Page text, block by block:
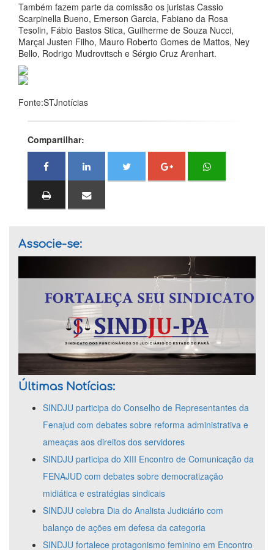
Também fazem parte da comissão os juristas Cassio
Scarpinella Bueno, Emerson Garcia, Fabiano da Rosa
Tesolin, Fábio Bastos Stica, Guilherme de Souza Nucci,
Marçal Justen Filho, Mauro Roberto Gomes de Mattos, Ney
Bello, Rodrigo Mudrovitsch e Sérgio Cruz Arenhart.
Fonte:STJnotícias
Compartilhar:
Associe-se:
Últimas Notícias:
SINDJU participa do Conselho de Representantes da
Fenajud com debates sobre reforma administrativa e
ameaças aos direitos dos servidores
SINDJU participa do XIII Encontro de Comunicação da
FENAJUD com debates sobre democratização
midiática e estratégias sindicais
SINDJU celebra Dia do Analista Judiciário com
balanço de ações em defesa da categoria
SINDJU fortalece protagonismo feminino em Encontro